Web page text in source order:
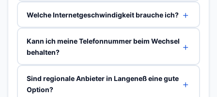
Welche Internetgeschwindigkeit brauche ich?
Kann ich meine Telefonnummer beim Wechsel
behalten?
Sind regionale Anbieter in Langeneß eine gute
Option?